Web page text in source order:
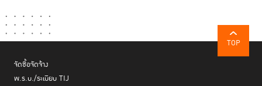
TOP
จัดซื้อจัดจ้าง
พ.ร.บ./ระเบียบ TIJ